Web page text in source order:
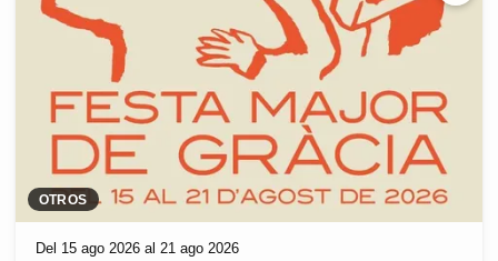
OTROS
Del 15 ago 2026 al 21 ago 2026